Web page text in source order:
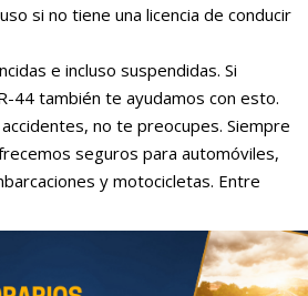
si no tiene una licencia de conducir
e incluso suspendidas. Si
44 también te ayudamos con esto.
no te preocupes. Siempre
seguros para automóviles,
y motocicletas. Entre